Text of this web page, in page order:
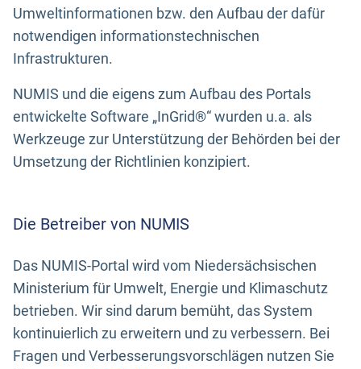
Umweltinformationen bzw. den Aufbau der dafür
notwendigen informationstechnischen
Infrastrukturen.
NUMIS und die eigens zum Aufbau des Portals
entwickelte Software „InGrid®“ wurden u.a. als
Werkzeuge zur Unterstützung der Behörden bei der
Umsetzung der Richtlinien konzipiert.
Die Betreiber von NUMIS
Das NUMIS-Portal wird vom Niedersächsischen
Ministerium für Umwelt, Energie und Klimaschutz
betrieben. Wir sind darum bemüht, das System
kontinuierlich zu erweitern und zu verbessern. Bei
Fragen und Verbesserungsvorschlägen nutzen Sie